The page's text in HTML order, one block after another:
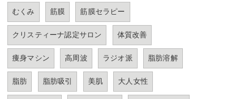
むくみ 筋膜 筋膜セラピー
クリスティーナ認定サロン 体質改善
痩身マシン 高周波 ラジオ派 脂肪溶解
脂肪 脂肪吸引 美肌 大人女性